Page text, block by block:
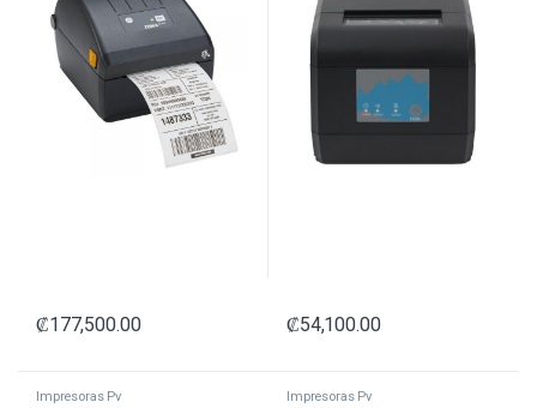
₡177,500.00 ₡54,100.00
Impresoras Pv Impresoras Pv